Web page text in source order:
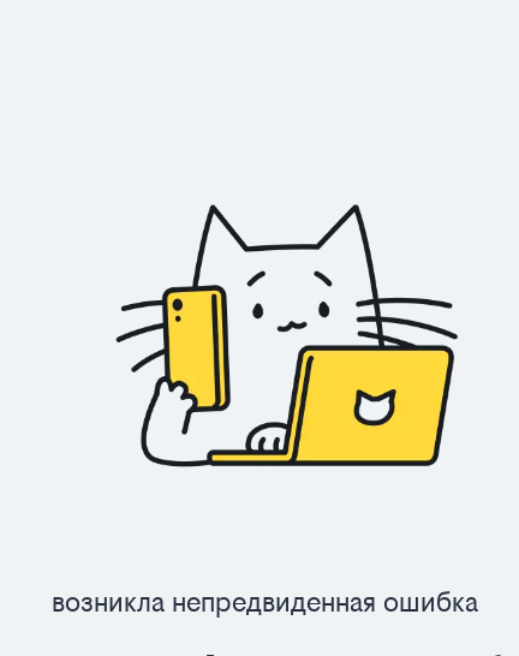
Возникла непредвиденная ошибка